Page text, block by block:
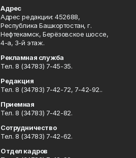
Адрес
Адрес редакции: 452688,
Республика Башкортостан, г.
Нефтекамск, Берёзовское шоссе,
4-а, 3-й этаж.
Рекламная служба
Тел. 8 (34783) 7-45-35.
Редакция
Тел. 8 (34783) 7-42-72, 7-42-92..
Приемная
Тел. 8 (34783) 7-42-82.
Сотрудничество
Тел. 8 (34783) 7-42-62.
Отдел кадров